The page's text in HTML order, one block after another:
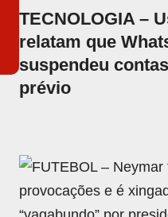
TECNOLOGIA –
relatam que
suspendeu
prévio